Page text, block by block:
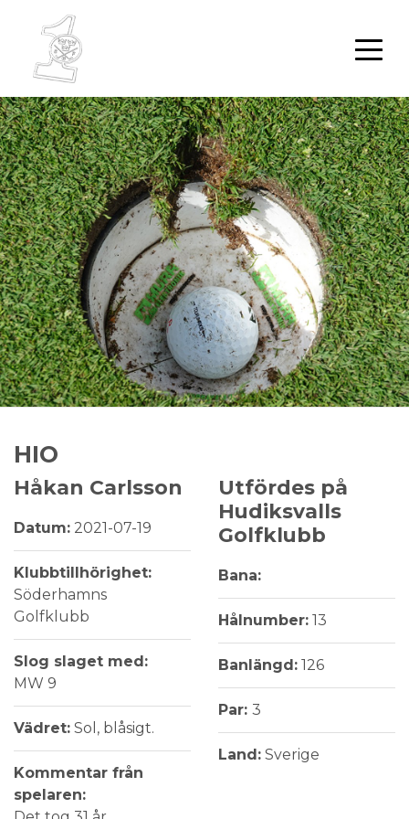
HIO
Håkan Carlsson
Datum: 2021-07-19
Klubbtillhörighet:
Söderhamns
Golfklubb
Slog slaget med:
MW 9
Vädret: Sol, blåsigt.
Kommentar från
spelaren:
Utfördes på
Hudiksvalls
Golfklubb
Bana:
Hålnumber: 13
Banlängd: 126
Par: 3
Land: Sverige